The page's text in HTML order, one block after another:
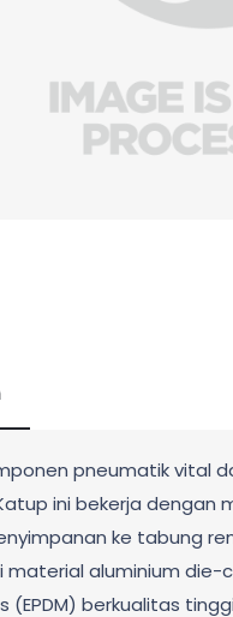
pneumatik
ini bekerja dengan
ke tabung
material aluminium
berkualitas